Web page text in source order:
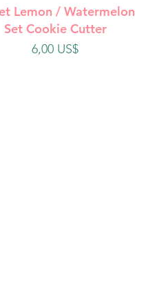
Vista rápida
Lemon / Watermelon
Set Cookie Cutter
Precio
6,00 US$